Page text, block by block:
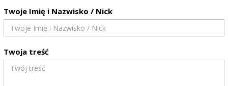
Twoje Imię i Nazwisko / Nick
Twoja treść